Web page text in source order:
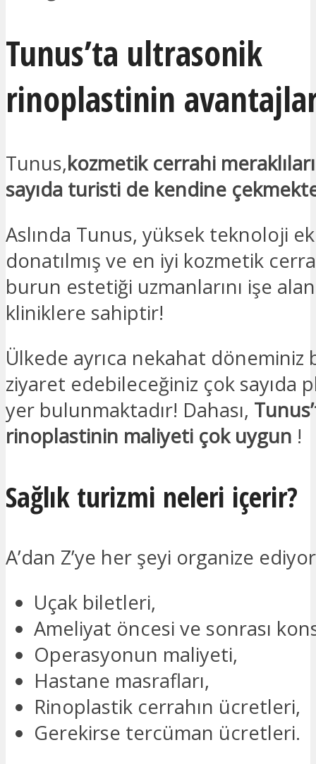
Tunus’ta ultrasonik
rinoplastinin
Tunus,kozmetik cerrahi
sayıda turisti de kendine
Aslında Tunus, yüksek teknoloji
donatılmış ve en iyi kozmetik
burun estetiği uzmanlarını işe
kliniklere sahiptir!
Ülkede ayrıca nekahat döneminiz
ziyaret edebileceğiniz çok sayıda
yer bulunmaktadır! Dahası,
rinoplastinin maliyeti çok uygun !
Sağlık turizmi neleri içerir?
A’dan Z’ye her şeyi organize
Uçak biletleri,
Ameliyat öncesi ve sonrası
Operasyonun maliyeti,
Hastane masrafları,
Rinoplastik cerrahın ücretleri,
Gerekirse tercüman ücretleri.